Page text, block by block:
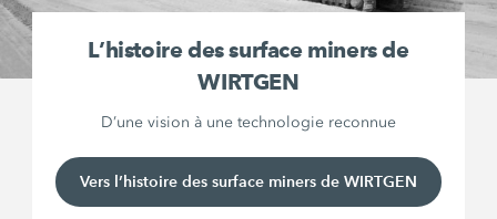
L’histoire des surface miners de
WIRTGEN
D’une vision à une technologie reconnue
Vers l’histoire des surface miners de WIRTGEN